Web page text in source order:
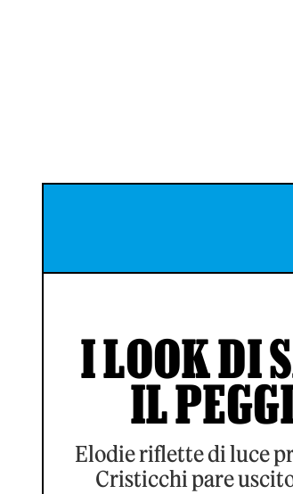
I LOOK DI
IL
Elodie riflette di luce
Cristicchi pare